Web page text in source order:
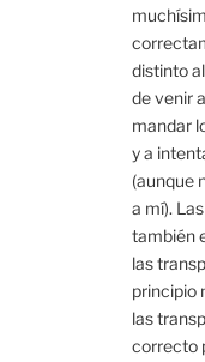
distinto
de venir
mandar
y a
(aunque
a mí).
también
las
principio
las
correcto